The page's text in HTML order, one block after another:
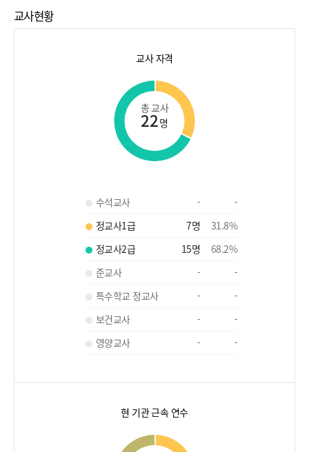
교사현황
교사 자격
총 교사
22명
수석교사 -
-
정교사1급
7명 31.8%
정교사2급
15명 68.2%
준교사
-
-
특수학교 정교사
-
-
보건교사
-
-
영양교사
- -
현 기관 근속 연수